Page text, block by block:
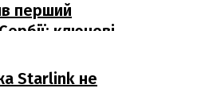
перший
ключові
Starlink не